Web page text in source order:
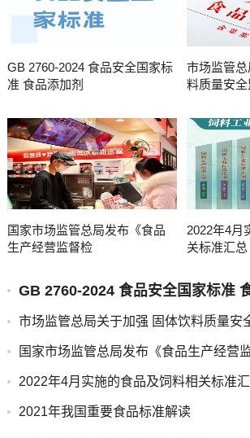
GB 2760-2024 食品安全国家标
准 食品添加剂
市场监管
料质量安全
国家市场监管总局发布《食品
生产经营监督检
2022年4月
关标准汇总
GB 2760-2024 食品安全国家标准
市场监管总局关于加强 固体饮料质量安
国家市场监管总局发布《食品生产经营
2022年4月实施的食品及饲料相关标准
2021年我国重要食品标准解读